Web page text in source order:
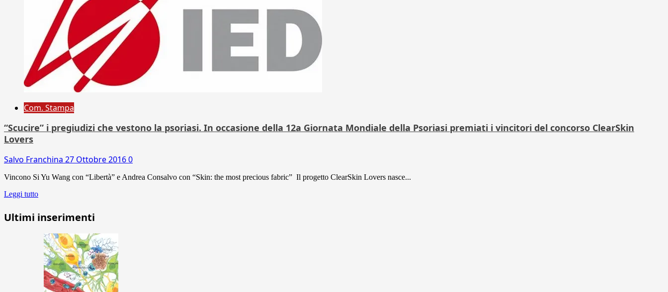
Com. Stampa
“Scucire” i pregiudizi che vestono la psoriasi. In occasione della 12a Giornata Mondiale della Psoriasi premiati i vincitori del concorso ClearSkin
Lovers
Salvo Franchina 27 Ottobre 20160
Vincono Si Yu Wang con “Libertà” e Andrea Consalvo con “Skin: the most precious fabric” Il progetto ClearSkin Lovers nasce...
Leggi tutto
Ultimi inserimenti